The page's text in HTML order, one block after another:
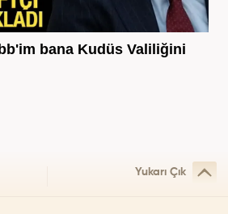
bana Kudüs Valiliğini
Yukarı Çık